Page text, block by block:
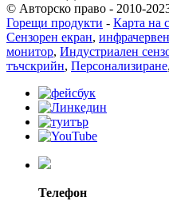
© Авторско право - 2010-
Горещи продукти - Карта на
Сензорен екран,
монитор, Индустриален
тъчскрийн, Персонализиране,
Телефон